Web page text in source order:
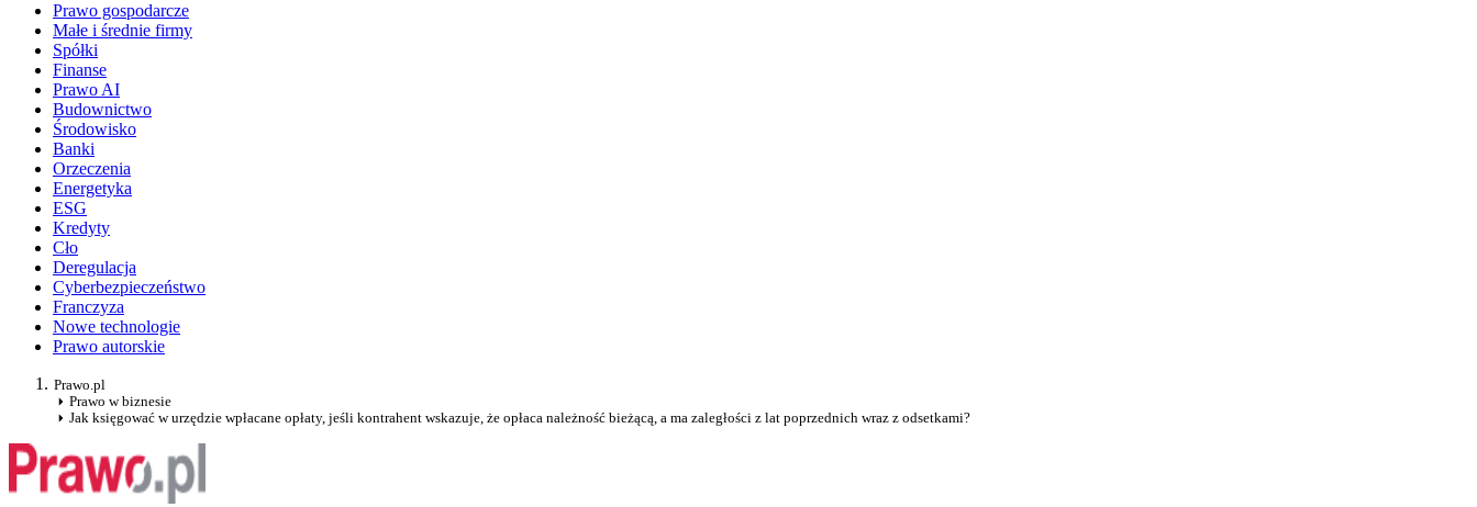
Prawo gospodarcze
Małe i średnie firmy
Spółki
Finanse
Prawo AI
Budownictwo
Środowisko
Banki
Orzeczenia
Energetyka
ESG
Kredyty
Cło
Deregulacja
Cyberbezpieczeństwo
Franczyza
Nowe technologie
Prawo autorskie
Prawo.pl
Prawo w biznesie
Jak księgować w urzędzie wpłacane opłaty, jeśli kontrahent wskazuje, że opłaca należność bieżącą, a ma zaległości z lat poprzednich wraz z odsetkami?